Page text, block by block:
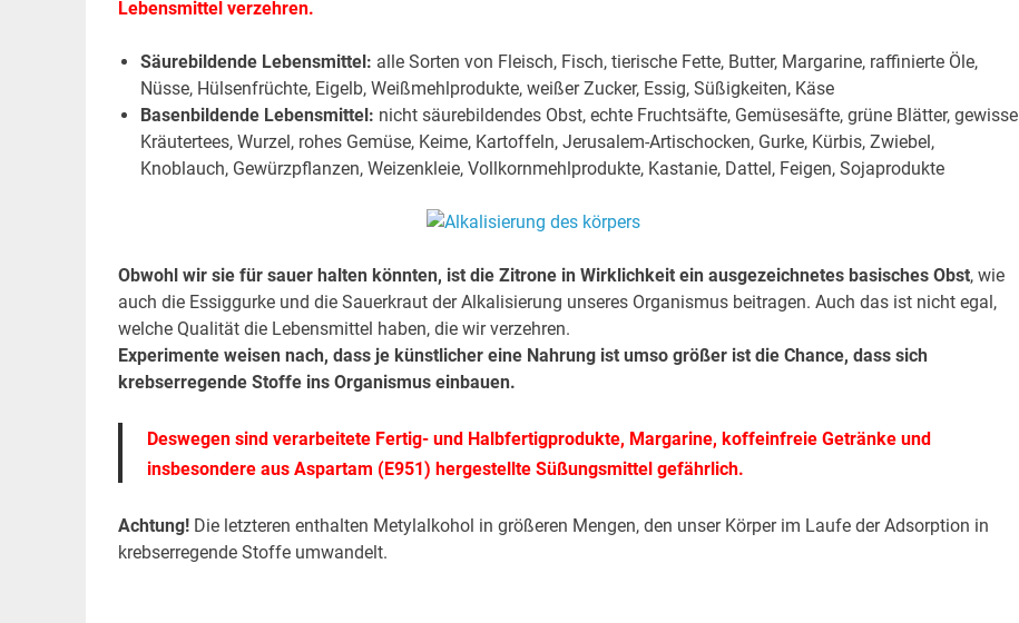
Lebensmittel verzehren.
Säurebildende Lebensmittel: alle Sorten von Fleisch, Fisch, tierische Fette, Butter, Margarine, raffinierte Öle,
Nüsse, Hülsenfrüchte, Eigelb, Weißmehlprodukte, weißer Zucker, Essig, Süßigkeiten, Käse
Basenbildende Lebensmittel: nicht säurebildendes Obst, echte Fruchtsäfte, Gemüsesäfte, grüne Blätter, gewisse
Kräutertees, Wurzel, rohes Gemüse, Keime, Kartoffeln, Jerusalem-Artischocken, Gurke, Kürbis, Zwiebel,
Knoblauch, Gewürzpflanzen, Weizenkleie, Vollkornmehlprodukte, Kastanie, Dattel, Feigen, Sojaprodukte
Obwohl wir sie für sauer halten könnten, ist die Zitrone in Wirklichkeit ein ausgezeichnetes basisches Obst, wie
auch die Essiggurke und die Sauerkraut der Alkalisierung unseres Organismus beitragen. Auch das ist nicht egal,
welche Qualität die Lebensmittel haben, die wir verzehren.
Experimente weisen nach, dass je künstlicher eine Nahrung ist umso größer ist die Chance, dass sich
krebserregende Stoffe ins Organismus einbauen.
Deswegen sind verarbeitete Fertig- und Halbfertigprodukte, Margarine, koffeinfreie Getränke und
insbesondere aus Aspartam (E951) hergestellte Süßungsmittel gefährlich.
Achtung! Die letzteren enthalten Metylalkohol in größeren Mengen, den unser Körper im Laufe der Adsorption in
krebserregende Stoffe umwandelt.